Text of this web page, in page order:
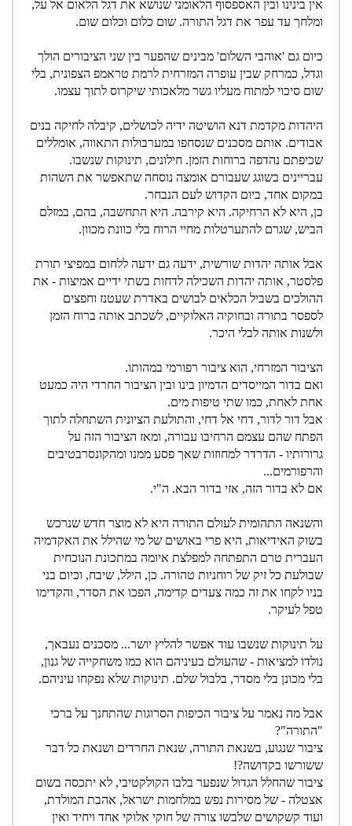
אין בינינו ובין האספסוף הלאומני שנושא את דגל הלאום אל על,
ומלחך עד עפר את דגל התורה. שום כלום וכלום שום.
כיום גם 'אוהבי השלום' מבינים שהפער בין שני הציבורים הולך
וגדל, כמרחק שבין עופרה המזרחית לרמת טראמפ הצפונית, בלי
שום סיכוי למתוח מעליו גשר מלאכותי שיקרוס לתוך עצמו.
היהדות מקדמת דנא הושיטה ידיה לכושלים, קיבלה לחיקה בנים
אבודים. אותם מסכנים שנסחפו במערבולות התאווה, אומללים
שכיפתם נהדפה ברוחות הזמן. חילונים, תינוקות שנשבו.
עבריינים בשוגג שעבורם אומצה נוסחה שתאפשר את השהות
במקום אחד, ביום הקדוש לעם הנבחר.
כן, היא לא הרחיקה. היא קירבה. היא התחשבה, בהם, במזלם
הביש, שגרם להתערטלות מחיי הרוח בלי כוונת מכוון.
אבל אותה יהדות שורשית, ידעה גם ידעה ללחום במפיצי תורת
פלסטר, אותה יהדות השכילה לדחות בשתי ידיים אמיצות - את
ההולכים בשביל הכלאים לבושים באדרת שעטנז וחפצים
לספסר בתורה ובחוקיה האלוקיים, לשכתב אותה ברוח הזמן
ולשנות אותה לבלי היכר.
הציבור המזרחי, הוא ציבור רפורמי במהותו.
ואם בדור המייסדים הדמיון בינו ובין הציבור החרדי היה כמעט
אחת לאחת, כמו שתי טיפות מים.
אבל דור לדור, דחי אל דחי, והתולעת הציונית השתחלה לתוך
הפתח שהם עצמם הרחיבו עבורה, ומאז הציבור הזה על
גרורותיו - הדרדר למחוזות שאך פסע ממנו ומהקונסרבטיבים
והרפורמים...
אם לא בדור הזה, אזי בדור הבא. ה"י.
והשנאה התהומית לעולם התורה היא לא מוצר חדש שנרכש
בשוק האידיאות, היא פרי באושים של מי שהילל את האקדמיה
העברית טרם התפתחה למפלצת איומה במתכונת הנוכחית
שבולעת כל זיק של רוחניות טהורה. כן, הילל, שיבח, וכיום בני
בניו לקחו את זה כמה צעדים קדימה, הפכו את הסדר, והקדימו
טפל לעיקר.
על תינוקות שנשבו עוד אפשר להליץ יושר... מסכנים נעבאך,
נולדו למציאות - שהעולם בעיניהם הוא כמו משחקייה של גנון,
בלי מכונן בלי מסדר, בלבול שלם. תינוקות שלא נפקחו עיניהם.
אבל מה נאמר על ציבור הכיפות הסרוגות שהתחנך על ברכי
"התורה"?
ציבור שנגוע, בשנאת התורה, שנאת החרדים ושנאת כל דבר
ששורשו בקדושה?!
ציבור שהחלל הגדול שנפער בלבו הקולקטיבי, לא יתכסה בשום
אצטלה - של מסירות נפש במלחמות ישראל, אהבת המולדת,
ועוד קשקושים שלבשו צורה של חוקי אלוקי אחד ויחיד ואין